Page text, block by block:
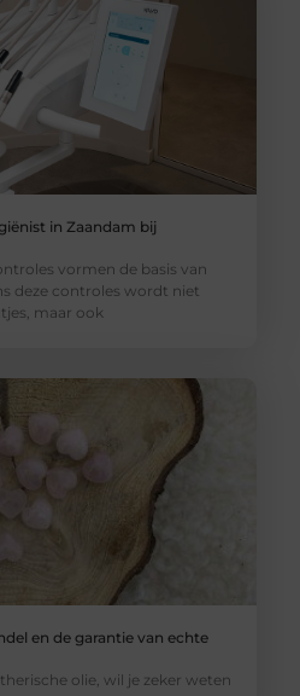
in Zaandam bij
vormen de basis van
deze controles wordt niet
maar ook
en de garantie van echte
olie, wil je zeker weten